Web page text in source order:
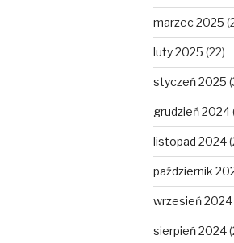
marzec 2025
luty 2025 (22)
styczeń 2025
grudzień 2024
listopad 2024
październik
wrzesień 2024
sierpień 2024